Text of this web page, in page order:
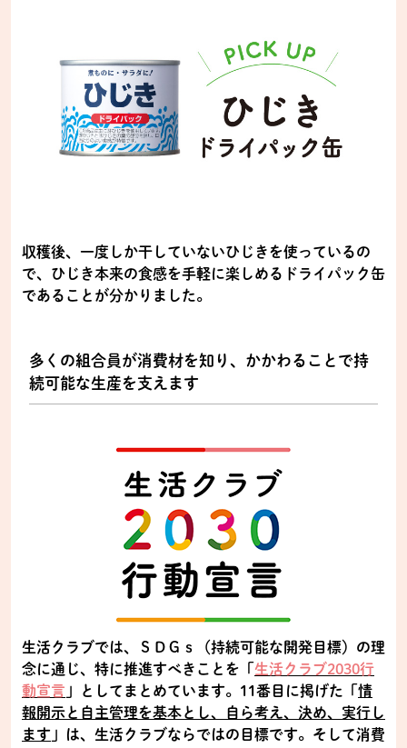
収穫後、一度しか干していないひじきを使っているの
で、ひじき本来の食感を手軽に楽しめるドライパック缶
であることが分かりました。
多くの組合員が消費材を知り、かかわることで持
続可能な生産を支えます
生活クラブでは、ＳＤＧｓ（持続可能な開発目標）の理
念に通じ、特に推進すべきことを「 生活クラブ2030行
動宣言 」としてまとめています。11番目に掲げた「 情
報開示と自主管理を基本とし、自ら考え、決め、実行し
ます 」は、生活クラブならではの目標です。そして消費